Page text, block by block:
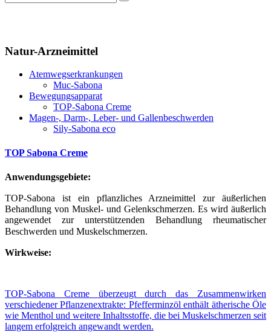
Natur-Arzneimittel
Atemwegserkrankungen
Muc-Sabona
Bewegungsapparat
TOP-Sabona Creme
Magen-, Darm-, Leber- und Gallenbeschwerden
Sily-Sabona eco
TOP Sabona Creme
Anwendungsgebiete:
TOP-Sabona ist ein pflanzliches Arzneimittel zur äußerlichen
Behandlung von Muskel- und Gelenkschmerzen. Es wird äußerlich
angewendet zur unterstützenden Behandlung rheumatischer
Beschwerden und Muskelschmerzen.
Wirkweise:
TOP-Sabona Creme überzeugt durch das Zusammenwirken
verschiedener Pflanzenextrakte: Pfefferminzöl enthält ätherische Öle
wie Menthol und weitere Inhaltsstoffe, die bei Muskelschmerzen seit
langem erfolgreich angewandt werden.